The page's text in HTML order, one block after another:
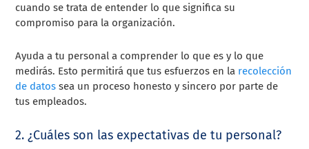
cuando se trata de entender lo que significa su
compromiso para la organización.
Ayuda a tu personal a comprender lo que es y lo que
medirás. Esto permitirá que tus esfuerzos en la recolección
de datos sea un proceso honesto y sincero por parte de
tus empleados.
2. ¿Cuáles son las expectativas de tu personal?